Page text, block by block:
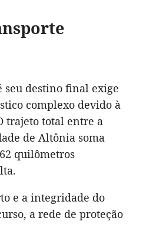
seu destino final exige
complexo devido à
trajeto total entre a
de Altônia soma
quilômetros
e a integridade do
a rede de proteção